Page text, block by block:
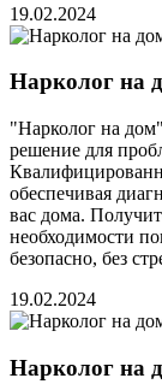
19.02.2024
Нарколог на
"Нарколог на
решение для
обеспечивая
вас дома.
необходимости
безопасно, без
19.02.2024
Нарколог на